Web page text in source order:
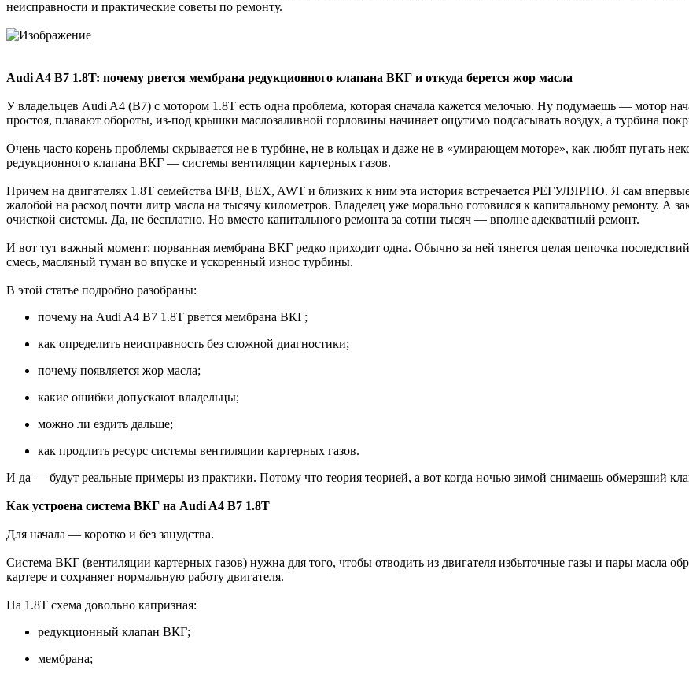
неисправности и практические советы по ремонту.
Audi A4 B7 1.8T: почему рвется мембрана редукционного клапана ВКГ и откуда берется жор масла
У владельцев Audi A4 (B7) с мотором 1.8T есть одна проблема, которая сначала кажется мелочью. Ну подумаешь — мотор
простоя, плавают обороты, из-под крышки маслозаливной горловины начинает ощутимо подсасывать воздух, а турбина
Очень часто корень проблемы скрывается не в турбине, не в кольцах и даже не в «умирающем моторе», как любят пугать
редукционного клапана ВКГ — системы вентиляции картерных газов.
Причем на двигателях 1.8T семейства BFB, BEX, AWT и близких к ним эта история встречается РЕГУЛЯРНО. Я сам
жалобой на расход почти литр масла на тысячу километров. Владелец уже морально готовился к капитальному ремонту. А
очисткой системы. Да, не бесплатно. Но вместо капитального ремонта за сотни тысяч — вполне адекватный ремонт.
И вот тут важный момент: порванная мембрана ВКГ редко приходит одна. Обычно за ней тянется целая цепочка
смесь, масляный туман во впуске и ускоренный износ турбины.
В этой статье подробно разобраны:
почему на Audi A4 B7 1.8T рвется мембрана ВКГ;
как определить неисправность без сложной диагностики;
почему появляется жор масла;
какие ошибки допускают владельцы;
можно ли ездить дальше;
как продлить ресурс системы вентиляции картерных газов.
И да — будут реальные примеры из практики. Потому что теория теорией, а вот когда ночью зимой снимаешь обмерзший
Как устроена система ВКГ на Audi A4 B7 1.8T
Для начала — коротко и без занудства.
Система ВКГ (вентиляции картерных газов) нужна для того, чтобы отводить из двигателя избыточные газы и пары масла
картере и сохраняет нормальную работу двигателя.
На 1.8T схема довольно капризная:
редукционный клапан ВКГ;
мембрана;